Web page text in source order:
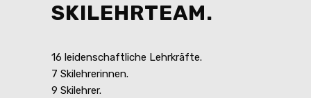
SKILEHRTEAM.
16 leidenschaftliche Lehrkräfte.
7 Skilehrerinnen.
9 Skilehrer.